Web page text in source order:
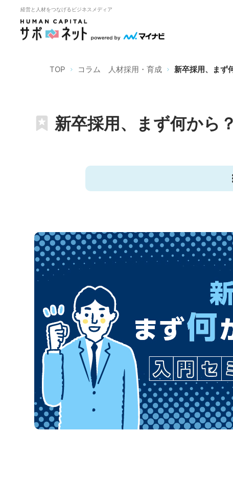
経営と人材をつなげるビジネスメディア
TOP コラム 人材採用・育成 新卒採用、まず
新卒採用、まず何から